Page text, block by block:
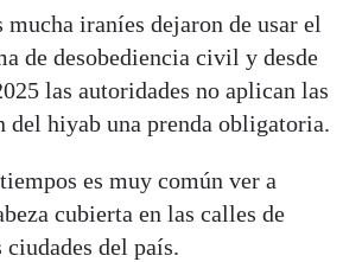
mucha iraníes dejaron de usar el
de desobediencia civil y desde
las autoridades no aplican las
del hiyab una prenda obligatoria.
es muy común ver a
cubierta en las calles de
ciudades del país.